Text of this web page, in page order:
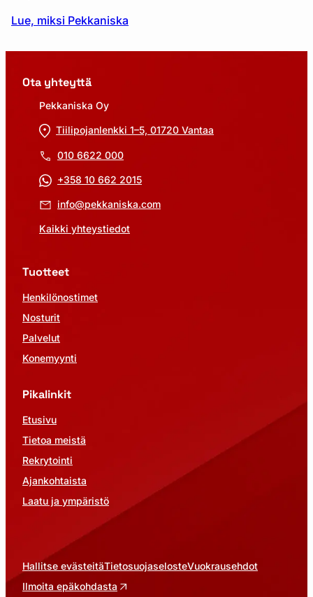
Lue, miksi Pekkaniska
Ota yhteyttä
Pekkaniska Oy
Tiilipojanlenkki 1–5, 01720 Vantaa
010 6622 000
+358 10 662 2015
info@pekkaniska.com
Kaikki yhteystiedot
Tuotteet
Henkilönostimet
Nosturit
Palvelut
Konemyynti
Pikalinkit
Etusivu
Tietoa meistä
Rekrytointi
Ajankohtaista
Laatu ja ympäristö
Hallitse evästeitäTietosuojaselosteVuokrausehdot
Ilmoita epäkohdasta